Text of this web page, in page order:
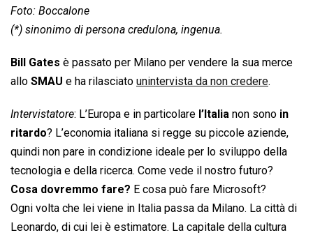
c
e
o
o
a
t
A
p
k
d
I
e
d
s
i
y
i
n
n
Foto: Boccalone
(*) sinonimo di persona credulona, ingenua.
Bill Gates è passato per Milano per vendere la sua merce
allo SMAU e ha rilasciato unintervista da non credere.
Intervistatore: L’Europa e in particolare l’Italia non sono in
ritardo? L’economia italiana si regge su piccole aziende,
quindi non pare in condizione ideale per lo sviluppo della
tecnologia e della ricerca. Come vede il nostro futuro?
Cosa dovremmo fare? E cosa può fare Microsoft?
Ogni volta che lei viene in Italia passa da Milano. La città di
Leonardo, di cui lei è estimatore. La capitale della cultura